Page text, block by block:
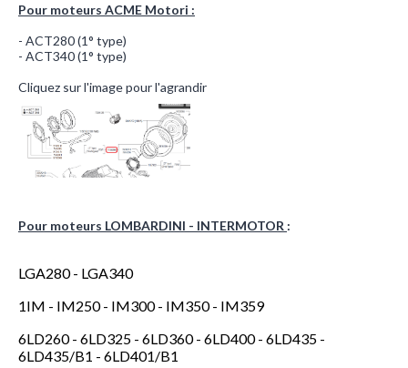
Pour moteurs ACME Motori :
- ACT280 (1° type)
- ACT340 (1° type)
Cliquez sur l'image pour l'agrandir
Pour moteurs LOMBARDINI - INTERMOTOR :
LGA280 - LGA340
1IM - IM250 - IM300 - IM350 - IM359
6LD260 - 6LD325 - 6LD360 - 6LD400 - 6LD435 -
6LD435/B1 - 6LD401/B1